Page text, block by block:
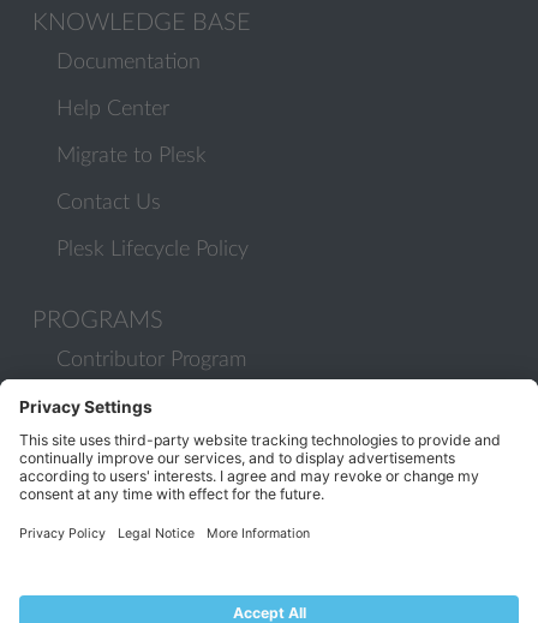
KNOWLEDGE BASE
Documentation
Help Center
Migrate to Plesk
Contact Us
Plesk Lifecycle Policy
PROGRAMS
Contributor Program
Partner Program
COMMUNITY